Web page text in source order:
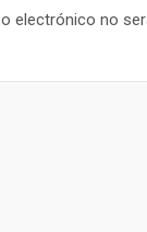
electrónico no